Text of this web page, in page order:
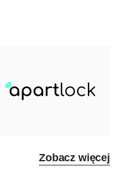
Zobacz więcej